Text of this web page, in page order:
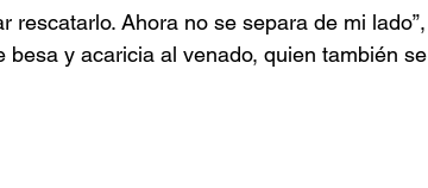
rescatarlo. Ahora no se separa de mi lado”,
y acaricia al venado, quien también se